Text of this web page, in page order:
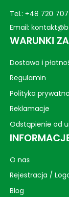
Tel.: +48 720
Email:
WARUNKI
Dostawa i
Regulamin
Polityka
Reklamacje
Odstąpienie od
O nas
Rejestracja /
Blog